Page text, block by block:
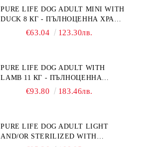
PURE LIFE DOG ADULT MINI WITH
DUCK 8 КГ - ПЪЛНОЦЕННА ХРАНА
ЗА ПОРАСНАЛИ КУЧЕТА ОТ
ГЛУТЕН. ПРОИЗВЕДЕНА ВЪВ
ФРАНЦИЯ.
€63.04 123.30лв.
PURE LIFE DOG ADULT WITH
LAMB 11 КГ - ПЪЛНОЦЕННА
ХРАНА ЗА ПОРАСНАЛИ КУЧЕТА С
НАД 1 ГОДИНА. БЕЗ ЗЪРНО, БЕЗ
ГЛУТЕН. ПРОИЗВЕДЕНА ВЪВ
€93.80 183.46лв.
PURE LIFE DOG ADULT LIGHT
AND/OR STERILIZED WITH